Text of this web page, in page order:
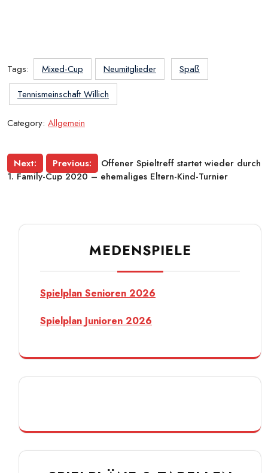
Tags: Mixed-Cup Neumitglieder
Spaß
Tennismeinschaft Willich
Category: Allgemein
Beitragsnavigation
Previous: Offener Spieltreff startet wieder durch
Next:
1. Family-Cup 2020 – ehemaliges Eltern-Kind-Turnier
MEDENSPIELE
Spielplan Senioren 2026
Spielplan Junioren 2026